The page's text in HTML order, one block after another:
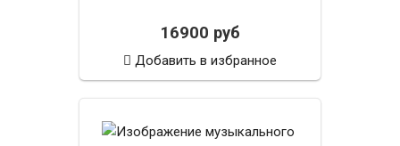
16900 руб
Добавить в избранное